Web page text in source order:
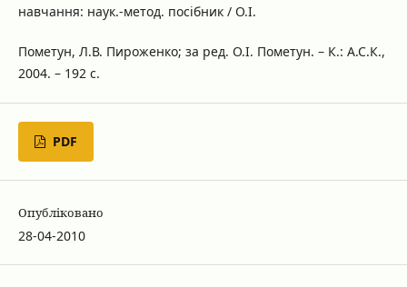
навчання: наук.-метод. посібник / О.І.
Пометун, Л.В. Пироженко; за ред. О.І. Пометун. – К.: А.С.К.,
2004. – 192 с.
PDF
Опубліковано
28-04-2010